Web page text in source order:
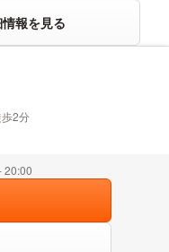
報を見る
2分
20:00